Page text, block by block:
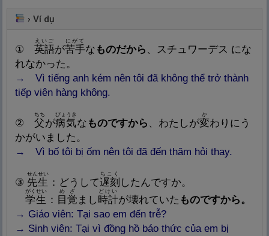
›Ví dụ
① 英語
えいご
が苦手
にがて
な ものだから
、スチュワーデス にな
れなかった。
→ Vì tiếng anh kém nên tôi đã không thể trở thành
tiếp viên hàng không.
② 父
ちち
が病気
Nghĩa: Không khí, khí chất; khí
びょうき
な ものですから 、わたしが変
か
わりにう
かがいました。
→ Vì bố tôi bị ốm nên tôi đã đến thăm hỏi thay.
③ 先生
せんせい
：どうして遅
Nghĩa: Chậm trễ, chậm chạp,
quá hạn
刻
ちこく
したんですか。
学生
がくせい
： 目 覚
めざ
まし 時計
どけい
が壊れていた ものですから 。
→ Giáo viên: Tại sao em đến trễ?
→ Sinh viên: Tại vì đồng hồ báo thức của em bị